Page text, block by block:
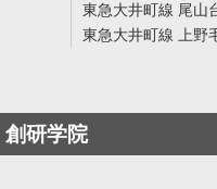
東急大井町線 尾山
東急大井町線 上野
創研学院